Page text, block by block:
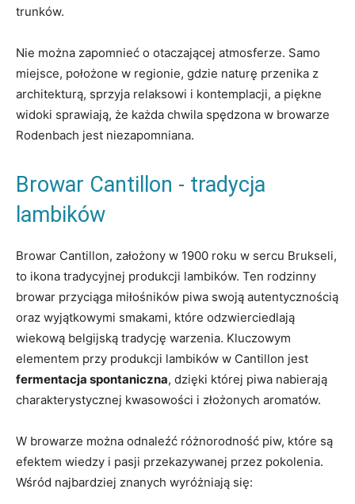
‌trunków.
Nie można zapomnieć o otaczającej atmosferze. Samo ​
miejsce, położone w ⁤regionie, gdzie naturę przenika z⁢
architekturą, sprzyja relaksowi i kontemplacji, a piękne
widoki sprawiają, że każda chwila spędzona w browarze
Rodenbach jest ‌niezapomniana.
Browar‍ Cantillon ⁣- tradycja
lambików
Browar Cantillon, założony w ​1900‍ roku w sercu Brukseli,
‌to ​ikona tradycyjnej produkcji lambików.⁢ Ten rodzinny
browar przyciąga ‌miłośników piwa swoją autentycznością
oraz wyjątkowymi smakami, ​które odzwierciedlają
wiekową​ belgijską ⁤tradycję warzenia. Kluczowym
elementem⁣ przy produkcji⁣ lambików⁣ w⁢ Cantillon jest
fermentacja ⁤spontaniczna, dzięki której⁣ piwa⁢ nabierają
charakterystycznej kwasowości i złożonych ‌aromatów.
W browarze można odnaleźć różnorodność​ piw, które są
efektem wiedzy i pasji przekazywanej przez pokolenia.
Wśród najbardziej znanych wyróżniają ​się: